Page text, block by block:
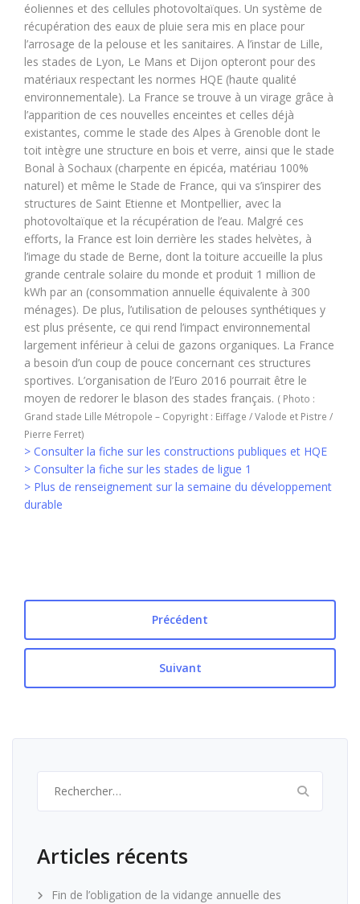
éoliennes et des cellules photovoltaïques. Un système de
récupération des eaux de pluie sera mis en place pour
l’arrosage de la pelouse et les sanitaires. A l’instar de Lille,
les stades de Lyon, Le Mans et Dijon opteront pour des
matériaux respectant les normes HQE (haute qualité
environnementale). La France se trouve à un virage grâce à
l’apparition de ces nouvelles enceintes et celles déjà
existantes, comme le stade des Alpes à Grenoble dont le
toit intègre une structure en bois et verre, ainsi que le stade
Bonal à Sochaux (charpente en épicéa, matériau 100%
naturel) et même le Stade de France, qui va s’inspirer des
structures de Saint Etienne et Montpellier, avec la
photovoltaïque et la récupération de l’eau. Malgré ces
efforts, la France est loin derrière les stades helvètes, à
l’image du stade de Berne, dont la toiture accueille la plus
grande centrale solaire du monde et produit 1 million de
kWh par an (consommation annuelle équivalente à 300
ménages). De plus, l’utilisation de pelouses synthétiques y
est plus présente, ce qui rend l’impact environnemental
largement inférieur à celui de gazons organiques. La France
a besoin d’un coup de pouce concernant ces structures
sportives. L’organisation de l’Euro 2016 pourrait être le
moyen de redorer le blason des stades français. ( Photo :
Grand stade Lille Métropole – Copyright : Eiffage / Valode et Pistre /
Pierre Ferret)
> Consulter la fiche sur les constructions publiques et HQE
> Consulter la fiche sur les stades de ligue 1
> Plus de renseignement sur la semaine du développement
durable
Précédent
Suivant
Articles récents
Fin de l’obligation de la vidange annuelle des